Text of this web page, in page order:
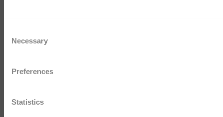
Selection
Necessary
Preferences
Statistics